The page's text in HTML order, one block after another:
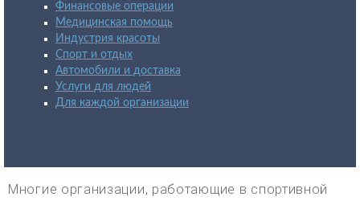
Финансовые операции
Медицинская помощь
Индустрия красоты
Спорт и отдых
Автомобили и доставка
Услуги для людей
Для каждой организации
Многие организации, работающие в спортивной